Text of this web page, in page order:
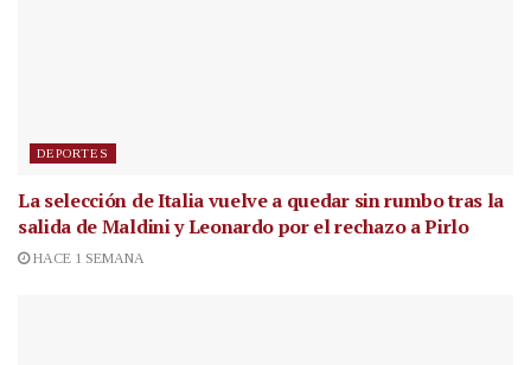
DEPORTES
La selección de Italia vuelve a quedar sin rumbo tras la
salida de Maldini y Leonardo por el rechazo a Pirlo
HACE 1 SEMANA